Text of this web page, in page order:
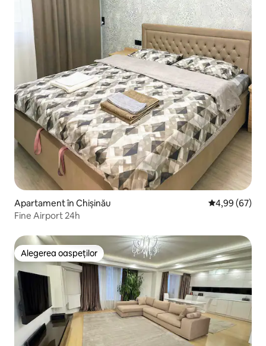
Apartament în Chișinău Scor mediu
4,99 (67)
Fine Airport 24h
Alegerea oaspeților
Alegerea oaspeților